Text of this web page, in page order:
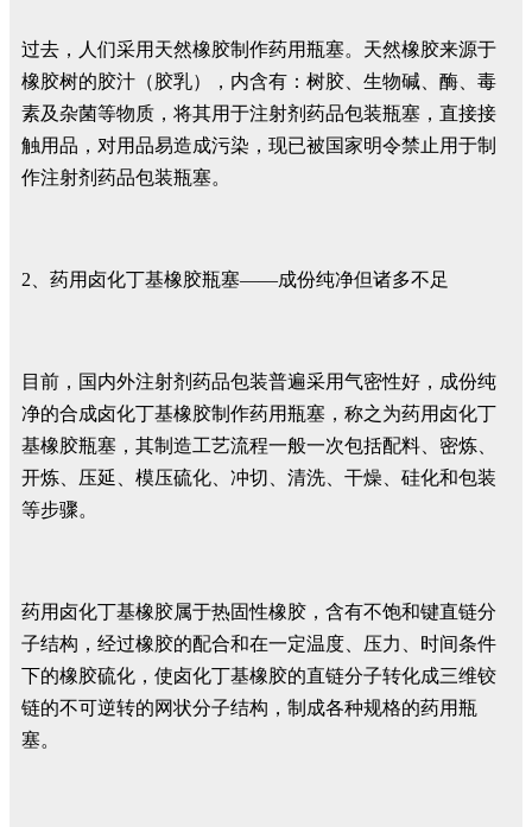
过去，人们采用天然橡胶制作药用瓶塞。天然橡胶来源于
橡胶树的胶汁（胶乳），内含有：树胶、生物碱、酶、毒
素及杂菌等物质，将其用于注射剂药品包装瓶塞，直接接
触用品，对用品易造成污染，现已被国家明令禁止用于制
作注射剂药品包装瓶塞。
2、药用卤化丁基橡胶瓶塞——成份纯净但诸多不足
目前，国内外注射剂药品包装普遍采用气密性好，成份纯
净的合成卤化丁基橡胶制作药用瓶塞，称之为药用卤化丁
基橡胶瓶塞，其制造工艺流程一般一次包括配料、密炼、
开炼、压延、模压硫化、冲切、清洗、干燥、硅化和包装
等步骤。
药用卤化丁基橡胶属于热固性橡胶，含有不饱和键直链分
子结构，经过橡胶的配合和在一定温度、压力、时间条件
下的橡胶硫化，使卤化丁基橡胶的直链分子转化成三维铰
链的不可逆转的网状分子结构，制成各种规格的药用瓶
塞。